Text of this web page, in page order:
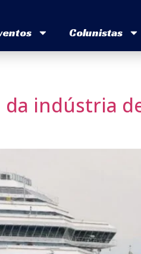
Colunistas
indústria